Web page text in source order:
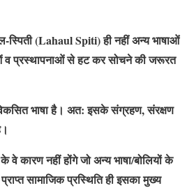
(Lahaul Spiti) ही नहीं अन्य भाषाओं
व प्रस्थापनाओं से हट कर सोचने की जरूरत
भाषा है। अत: इसके संग्रहण, संरक्षण
कारण नहीं होंगे जो अन्य भाषा/बोलियों के
सामाजिक प्रस्थिति ही इसका मुख्य